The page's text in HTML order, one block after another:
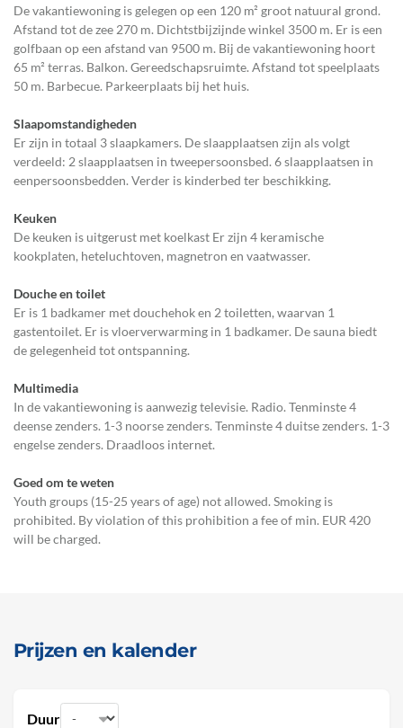
De vakantiewoning is gelegen op een 120 m² groot natuural grond.
Afstand tot de zee 270 m. Dichtstbijzijnde winkel 3500 m. Er is een
golfbaan op een afstand van 9500 m. Bij de vakantiewoning hoort
65 m² terras. Balkon. Gereedschapsruimte. Afstand tot speelplaats
50 m. Barbecue. Parkeerplaats bij het huis.
Slaapomstandigheden
Er zijn in totaal 3 slaapkamers. De slaapplaatsen zijn als volgt
verdeeld: 2 slaapplaatsen in tweepersoonsbed. 6 slaapplaatsen in
eenpersoonsbedden. Verder is kinderbed ter beschikking.
Keuken
De keuken is uitgerust met koelkast Er zijn 4 keramische
kookplaten, heteluchtoven, magnetron en vaatwasser.
Douche en toilet
Er is 1 badkamer met douchehok en 2 toiletten, waarvan 1
gastentoilet. Er is vloerverwarming in 1 badkamer. De sauna biedt
de gelegenheid tot ontspanning.
Multimedia
In de vakantiewoning is aanwezig televisie. Radio. Tenminste 4
deense zenders. 1-3 noorse zenders. Tenminste 4 duitse zenders. 1-3
engelse zenders. Draadloos internet.
Goed om te weten
Youth groups (15-25 years of age) not allowed. Smoking is
prohibited. By violation of this prohibition a fee of min. EUR 420
will be charged.
Prijzen en kalender
Duur